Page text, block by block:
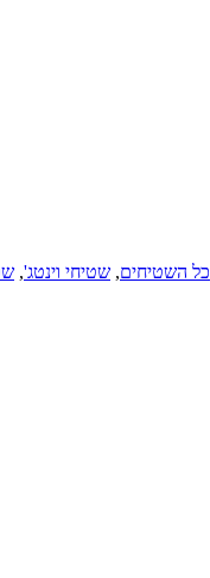
כל השטיחים, שטיחי וינטג',